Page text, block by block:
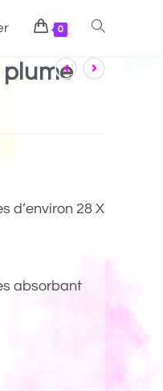
0
plume
d’environ 28 X
absorbant